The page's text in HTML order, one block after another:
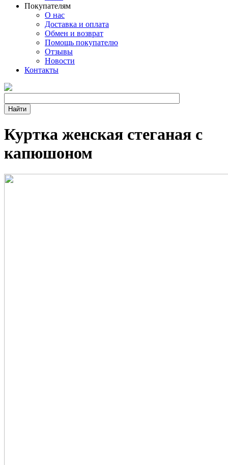
Покупателям
О нас
Доставка и оплата
Обмен и возврат
Помощь покупателю
Отзывы
Новости
Контакты
Куртка женская стеганая с
капюшоном